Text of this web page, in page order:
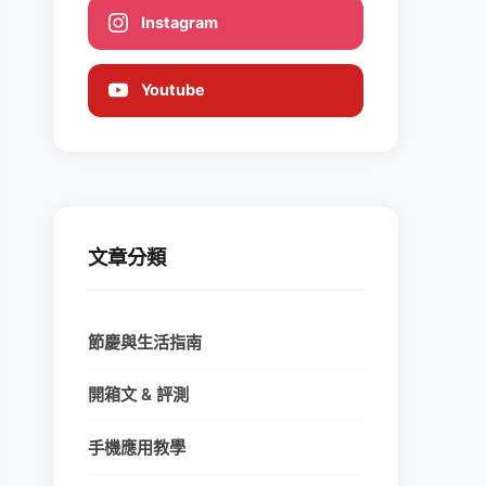
Instagram
Youtube
文章分類
節慶與生活指南
開箱文 & 評測
手機應用教學